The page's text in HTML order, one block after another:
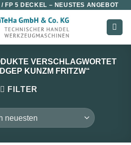
FP 5 DECKEL – NEUSTES ANGEBOT
VERSCHLAGWORTET
KUNZM FRITZW“
FILTER